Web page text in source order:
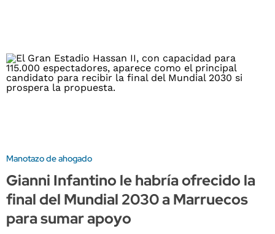
Manotazo de ahogado
Gianni Infantino le habría ofrecido la
final del Mundial 2030 a Marruecos
para sumar apoyo